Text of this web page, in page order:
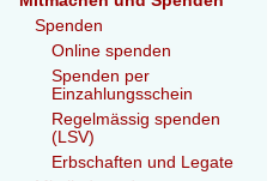
Spenden
Online spenden
Spenden per
Einzahlungsschein
Regelmässig spenden
(LSV)
Erbschaften und Legate